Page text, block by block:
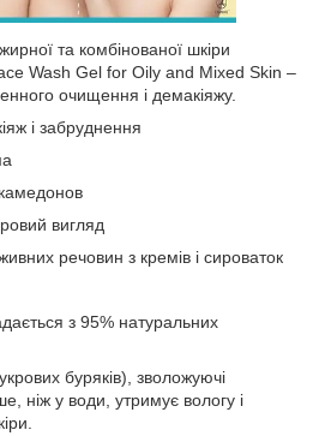
та комбінованої шкіри
Wash Gel for Oily and Mixed Skin –
очищення і демакіяжу.
і забруднення
камедонов
вигляд
речовин з кремів і сироваток
з 95% натуральних
буряків), зволожуючі
ніж у води, утримує вологу і